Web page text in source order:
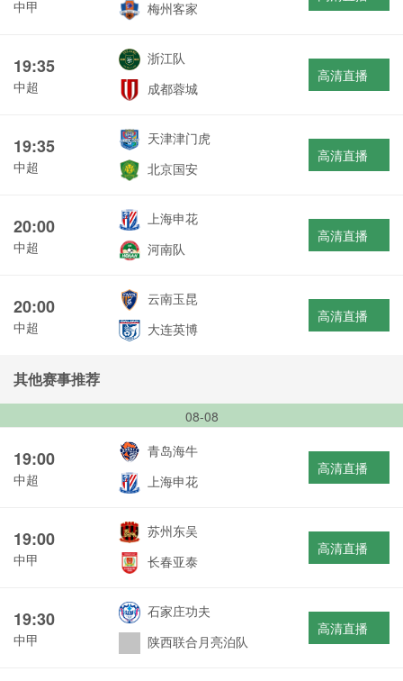
中甲 梅州客家
19:35
中超
浙江队
成都蓉城
高清直播
19:35
中超
天津津门虎
北京国安
高清直播
20:00
中超
上海申花
河南队
高清直播
20:00
中超
云南玉昆
大连英博
高清直播
其他赛事推荐
08-08
19:00
中超
青岛海牛
上海申花
高清直播
19:00
中甲
苏州东吴
长春亚泰
高清直播
19:30
中甲
石家庄功夫
陕西联合月亮泊队
高清直播